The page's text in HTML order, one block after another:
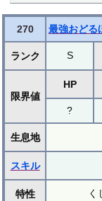
270 最強おどる
ランク S
限界値
HP
?
生息地
スキル
特性 く